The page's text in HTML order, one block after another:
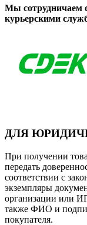
Мы сотрудничаем
курьерскими
ДЛЯ
При получении
передать
соответствии с
экземпляры
организации или
также ФИО и
покупателя.